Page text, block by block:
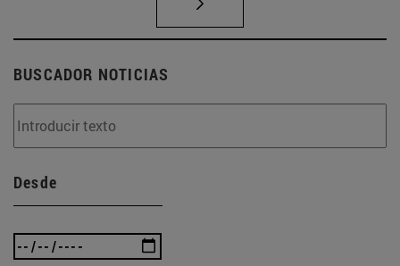
BUSCADOR NOTICIAS
Desde